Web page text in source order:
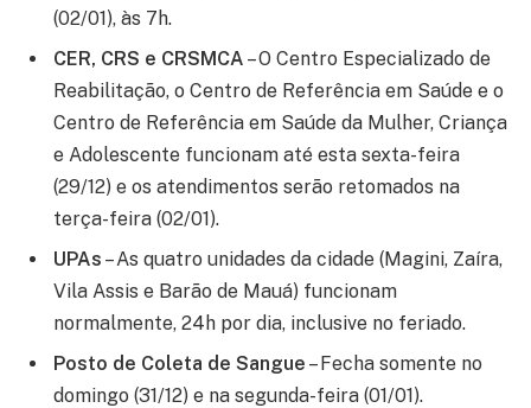
(02/01), às 7h.
CER, CRS e CRSMCA – O Centro Especializado de
Reabilitação, o Centro de Referência em Saúde e o
Centro de Referência em Saúde da Mulher, Criança
e Adolescente funcionam até esta sexta-feira
(29/12) e os atendimentos serão retomados na
terça-feira (02/01).
UPAs – As quatro unidades da cidade (Magini, Zaíra,
Vila Assis e Barão de Mauá) funcionam
normalmente, 24h por dia, inclusive no feriado.
Posto de Coleta de Sangue – Fecha somente no
domingo (31/12) e na segunda-feira (01/01).